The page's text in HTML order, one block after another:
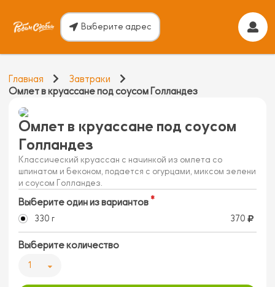
Выберите адрес
Главная
Завтраки
Омлет в круассане под соусом Голландез
Омлет в круассане под соусом
Голландез
Классический круассан с начинкой из омлета со
шпинатом и беконом, подается с огурцами, миксом зелени
и соусом Голландез.
Выберите один из вариантов
330 г 370
Выберите количество
1